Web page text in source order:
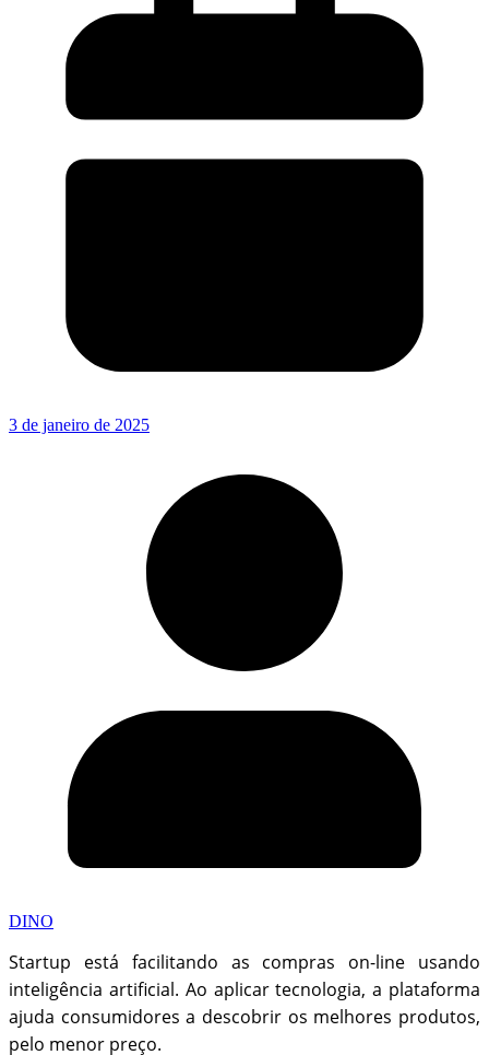
3 de janeiro de 2025
DINO
Startup está facilitando as compras on-line usando
inteligência artificial. Ao aplicar tecnologia, a plataforma
ajuda consumidores a descobrir os melhores produtos,
pelo menor preço.